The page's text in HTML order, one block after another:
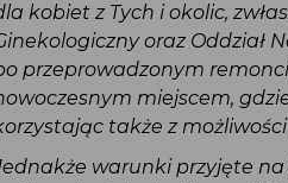
dla kobiet z Tych i okolic,
Ginekologiczny oraz Oddział
po przeprowadzonym
nowoczesnym miejscem,
korzystając także z
Jednakże warunki przyjęte